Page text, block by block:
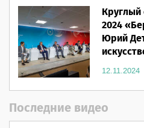
Круглый
2024
Юрий
12.11.2024
Последние видео